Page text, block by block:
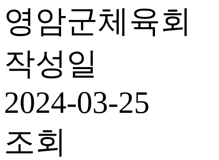
영암군체육회
작성일
2024-03-25
조회